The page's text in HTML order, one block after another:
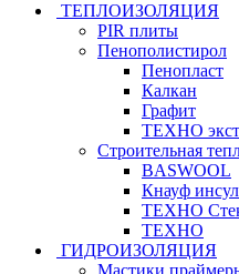
ТЕПЛОИЗОЛЯЦИЯ
PIR плиты
Пенополистирол
Пенопласт
Калкан
Графит
ТЕХНО
Строительная
BASWOOL
Кнауф
ТЕХНО
ТЕХНО
ГИДРОИЗОЛЯЦИЯ
Мастики